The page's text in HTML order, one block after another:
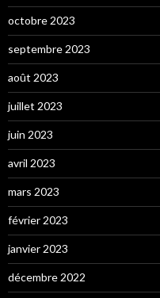
octobre 2023
septembre 2023
août 2023
juillet 2023
juin 2023
avril 2023
mars 2023
février 2023
janvier 2023
décembre 2022